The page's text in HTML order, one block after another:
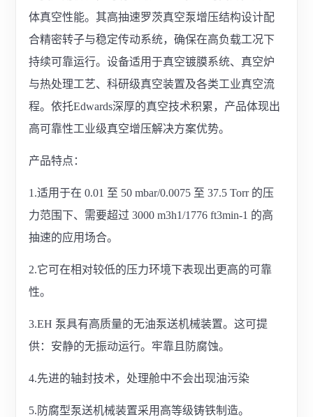
体真空性能。其高抽速罗茨真空泵增压结构设计配
合精密转子与稳定传动系统，确保在高负载工况下
持续可靠运行。设备适用于真空镀膜系统、真空炉
与热处理工艺、科研级真空装置及各类工业真空流
程。依托Edwards深厚的真空技术积累，产品体现出
高可靠性工业级真空增压解决方案优势。
产品特点：
1.适用于在 0.01 至 50 mbar/0.0075 至 37.5 Torr 的压
力范围下、需要超过 3000 m3h1/1776 ft3min-1 的高
抽速的应用场合。
2.它可在相对较低的压力环境下表现出更高的可靠
性。
3.EH 泵具有高质量的无油泵送机械装置。这可提
供：安静的无振动运行。牢靠且防腐蚀。
4.先进的轴封技术，处理舱中不会出现油污染
5.防腐型泵送机械装置采用高等级铸铁制造。